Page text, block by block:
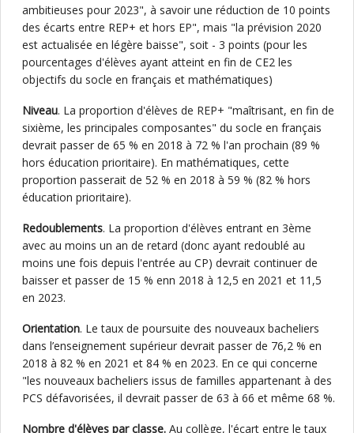
ambitieuses pour 2023", à savoir une réduction de 10 points
des écarts entre REP+ et hors EP", mais "la prévision 2020
est actualisée en légère baisse", soit - 3 points (pour les
pourcentages d'élèves ayant atteint en fin de CE2 les
objectifs du socle en français et mathématiques)
Niveau. La proportion d'élèves de REP+ "maîtrisant, en fin de
sixième, les principales composantes" du socle en français
devrait passer de 65 % en 2018 à 72 % l'an prochain (89 %
hors éducation prioritaire). En mathématiques, cette
proportion passerait de 52 % en 2018 à 59 % (82 % hors
éducation prioritaire).
Redoublements. La proportion d'élèves entrant en 3ème
avec au moins un an de retard (donc ayant redoublé au
moins une fois depuis l'entrée au CP) devrait continuer de
baisser et passer de 15 % enn 2018 à 12,5 en 2021 et 11,5
en 2023.
Orientation. Le taux de poursuite des nouveaux bacheliers
dans l’enseignement supérieur devrait passer de 76,2 % en
2018 à 82 % en 2021 et 84 % en 2023. En ce qui concerne
"les nouveaux bacheliers issus de familles appartenant à des
PCS défavorisées, il devrait passer de 63 à 66 et même 68 %.
Nombre d'élèves par classe. Au collège, l'écart entre le taux